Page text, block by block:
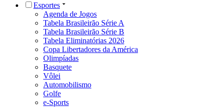
Esportes
Agenda de Jogos
Tabela Brasileirão Série A
Tabela Brasileirão Série B
Tabela Eliminatórias 2026
Copa Libertadores da América
Olimpíadas
Basquete
Vôlei
Automobilismo
Golfe
e-Sports